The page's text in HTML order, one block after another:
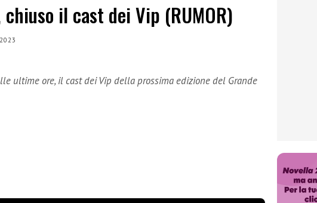
il cast dei Vip (RUMOR)
ultime ore, il cast dei Vip della prossima edizione del Grande